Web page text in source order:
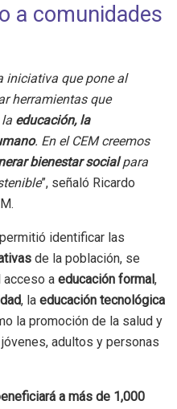
a comunidades
iniciativa que pone al
herramientas que
educación, la
. En el CEM creemos
bienestar socialpara
”, señaló Ricardo
identificar las
de la población, se
a educación formal,
, la educación tecnológica
la promoción de la salud y
adultos y personas
a más de 1,000